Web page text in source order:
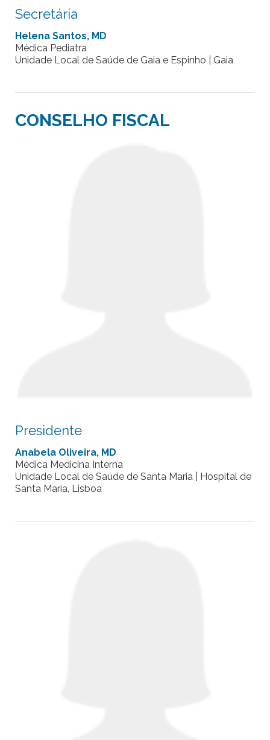
Secretária
Helena Santos, MD
Médica Pediatra
Unidade Local de Saúde de Gaia e Espinho | Gaia
CONSELHO FISCAL
Presidente
Anabela Oliveira, MD
Médica Medicina Interna
Unidade Local de Saúde de Santa Maria | Hospital de
Santa Maria, Lisboa